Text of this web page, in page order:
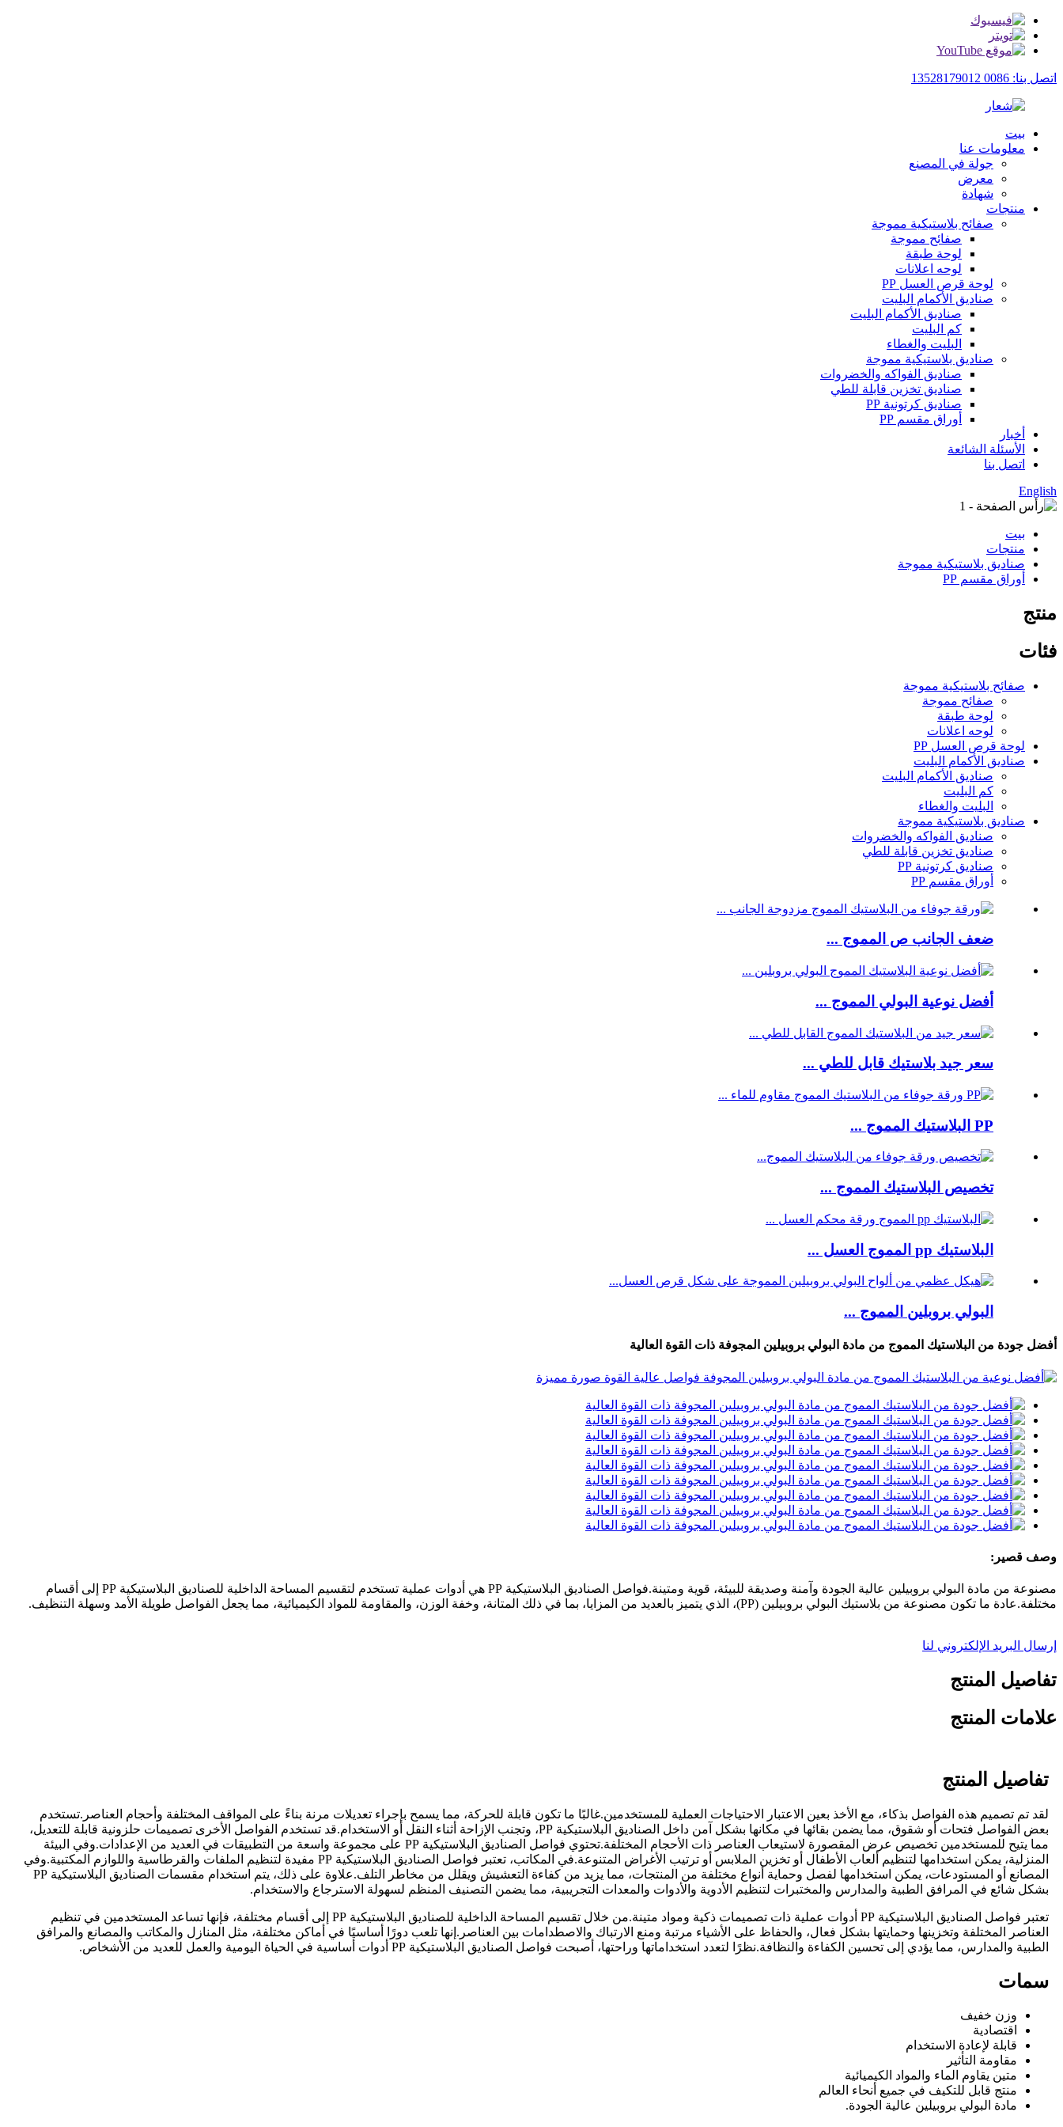
اتصل بنا: 0086 13528179012
بيت
معلومات عنا
جولة في المصنع
معرض
شهادة
منتجات
صفائح بلاستيكية مموجة
صفائح مموجة
لوحة طبقة
لوحه اعلانات
لوحة قرص العسل PP
صناديق الأكمام البليت
صناديق الأكمام البليت
كم البليت
البليت والغطاء
صناديق بلاستيكية مموجة
صناديق الفواكه والخضروات
صناديق تخزين قابلة للطي
صناديق كرتونية PP
أوراق مقسم PP
أخبار
الأسئلة الشائعة
اتصل بنا
English
بيت
منتجات
صناديق بلاستيكية مموجة
أوراق مقسم PP
منتج
فئات
صفائح بلاستيكية مموجة
صفائح مموجة
لوحة طبقة
لوحه اعلانات
لوحة قرص العسل PP
صناديق الأكمام البليت
صناديق الأكمام البليت
كم البليت
البليت والغطاء
صناديق بلاستيكية مموجة
صناديق الفواكه والخضروات
صناديق تخزين قابلة للطي
صناديق كرتونية PP
أوراق مقسم PP
ضعف الجانب ص المموج ...
أفضل نوعية البولي المموج ...
سعر جيد بلاستيك قابل للطي ...
PP البلاستيك المموج ...
تخصيص البلاستيك المموج ...
البلاستيك pp المموج العسل ...
البولي بروبلين المموج ...
أفضل جودة من البلاستيك المموج من مادة البولي بروبيلين المجوفة ذات القوة العالية
وصف قصير:
مصنوعة من مادة البولي بروبيلين عالية الجودة وآمنة وصديقة للبيئة، قوية ومتينة.فواصل الصناديق البلاستيكية PP هي أدوات عملية تستخدم لتقسيم المساحة الداخلية للصناديق البلاستيكية PP إلى أقسام
مختلفة.عادة ما تكون مصنوعة من بلاستيك البولي بروبيلين (PP)، الذي يتميز بالعديد من المزايا، بما في ذلك المتانة، وخفة الوزن، والمقاومة للمواد الكيميائية، مما يجعل الفواصل طويلة الأمد وسهلة التنظيف.
إرسال البريد الإلكتروني لنا
تفاصيل المنتج
علامات المنتج
تفاصيل المنتج
لقد تم تصميم هذه الفواصل بذكاء، مع الأخذ بعين الاعتبار الاحتياجات العملية للمستخدمين.غالبًا ما تكون قابلة للحركة، مما يسمح بإجراء تعديلات مرنة بناءً على المواقف المختلفة وأحجام العناصر.تستخدم
بعض الفواصل فتحات أو شقوق، مما يضمن بقائها في مكانها بشكل آمن داخل الصناديق البلاستيكية PP، وتجنب الإزاحة أثناء النقل أو الاستخدام.قد تستخدم الفواصل الأخرى تصميمات حلزونية قابلة للتعديل،
مما يتيح للمستخدمين تخصيص عرض المقصورة لاستيعاب العناصر ذات الأحجام المختلفة.تحتوي فواصل الصناديق البلاستيكية PP على مجموعة واسعة من التطبيقات في العديد من الإعدادات.وفي البيئة
المنزلية، يمكن استخدامها لتنظيم ألعاب الأطفال أو تخزين الملابس أو ترتيب الأغراض المتنوعة.في المكاتب، تعتبر فواصل الصناديق البلاستيكية PP مفيدة لتنظيم الملفات والقرطاسية واللوازم المكتبية.وفي
المصانع أو المستودعات، يمكن استخدامها لفصل وحماية أنواع مختلفة من المنتجات، مما يزيد من كفاءة التعشيش ويقلل من مخاطر التلف.علاوة على ذلك، يتم استخدام مقسمات الصناديق البلاستيكية PP
بشكل شائع في المرافق الطبية والمدارس والمختبرات لتنظيم الأدوية والأدوات والمعدات التجريبية، مما يضمن التصنيف المنظم لسهولة الاسترجاع والاستخدام.
تعتبر فواصل الصناديق البلاستيكية PP أدوات عملية ذات تصميمات ذكية ومواد متينة.من خلال تقسيم المساحة الداخلية للصناديق البلاستيكية PP إلى أقسام مختلفة، فإنها تساعد المستخدمين في تنظيم
العناصر المختلفة وتخزينها وحمايتها بشكل فعال، والحفاظ على الأشياء مرتبة ومنع الارتباك والاصطدامات بين العناصر.إنها تلعب دورًا أساسيًا في أماكن مختلفة، مثل المنازل والمكاتب والمصانع والمرافق
الطبية والمدارس، مما يؤدي إلى تحسين الكفاءة والنظافة.نظرًا لتعدد استخداماتها وراحتها، أصبحت فواصل الصناديق البلاستيكية PP أدوات أساسية في الحياة اليومية والعمل للعديد من الأشخاص.
سمات
وزن خفيف
اقتصادية
قابلة لإعادة الاستخدام
مقاومة التأثير
متين يقاوم الماء والمواد الكيميائية
منتج قابل للتكيف في جميع أنحاء العالم
مادة البولي بروبيلين عالية الجودة.